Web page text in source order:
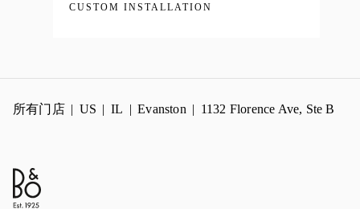
CUSTOM INSTALLATION
所有门店 US IL Evanston 1132 Florence Ave, Ste B